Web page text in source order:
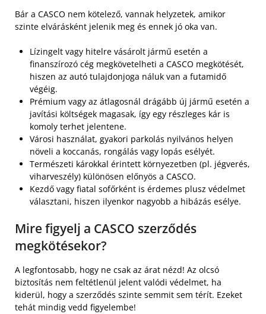
Bár a CASCO nem kötelező, vannak helyzetek, amikor
szinte elvárásként jelenik meg és ennek jó oka van.
Lízingelt vagy hitelre vásárolt jármű esetén a
finanszírozó cég megkövetelheti a CASCO megkötését,
hiszen az autó tulajdonjoga náluk van a futamidő
végéig.
Prémium vagy az átlagosnál drágább új jármű esetén a
javítási költségek magasak, így egy részleges kár is
komoly terhet jelentene.
Városi használat, gyakori parkolás nyilvános helyen
növeli a koccanás, rongálás vagy lopás esélyét.
Természeti károkkal érintett környezetben (pl. jégverés,
viharveszély) különösen előnyös a CASCO.
Kezdő vagy fiatal sofőrként is érdemes plusz védelmet
választani, hiszen ilyenkor nagyobb a hibázás esélye.
Mire figyelj a CASCO szerződés
megkötésekor?
A legfontosabb, hogy ne csak az árat nézd! Az olcsó
biztosítás nem feltétlenül jelent valódi védelmet, ha
kiderül, hogy a szerződés szinte semmit sem térít. Ezeket
tehát mindig vedd figyelembe!